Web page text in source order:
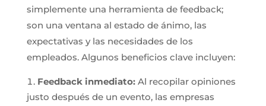
simplemente una herramienta de feedback;
son una ventana al estado de ánimo, las
expectativas y las necesidades de los
empleados. Algunos beneficios clave incluyen:
Feedback inmediato:Al recopilar opiniones
justo después de un evento, las empresas